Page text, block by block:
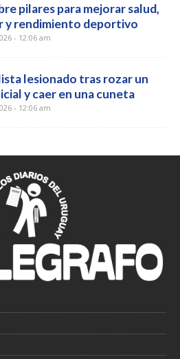
pilares para mejorar salud,
y rendimiento deportivo
- 12:06 am
lesionado tras rozar un
y caer en una cuneta
- 12:06 am